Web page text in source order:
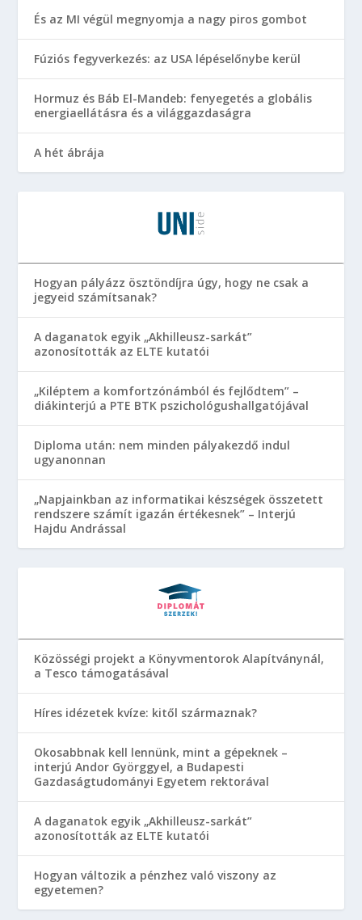
És az MI végül megnyomja a nagy piros gombot
Fúziós fegyverkezés: az USA lépéselőnybe kerül
Hormuz és Báb El-Mandeb: fenyegetés a globális
energiaellátásra és a világgazdaságra
A hét ábrája
Hogyan pályázz ösztöndíjra úgy, hogy ne csak a
jegyeid számítsanak?
A daganatok egyik „Akhilleusz-sarkát”
azonosították az ELTE kutatói
„Kiléptem a komfortzónámból és fejlődtem” –
diákinterjú a PTE BTK pszichológushallgatójával
Diploma után: nem minden pályakezdő indul
ugyanonnan
„Napjainkban az informatikai készségek összetett
rendszere számít igazán értékesnek” – Interjú
Hajdu Andrással
Közösségi projekt a Könyvmentorok Alapítványnál,
a Tesco támogatásával
Híres idézetek kvíze: kitől származnak?
Okosabbnak kell lennünk, mint a gépeknek –
interjú Andor Györggyel, a Budapesti
Gazdaságtudományi Egyetem rektorával
A daganatok egyik „Akhilleusz-sarkát”
azonosították az ELTE kutatói
Hogyan változik a pénzhez való viszony az
egyetemen?